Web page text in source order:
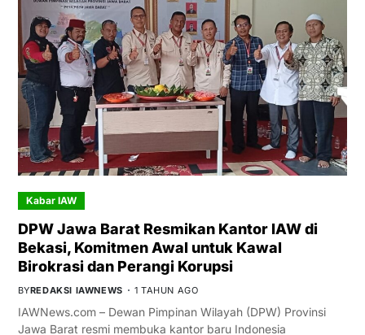
Kabar IAW
DPW Jawa Barat Resmikan Kantor IAW di
Bekasi, Komitmen Awal untuk Kawal
Birokrasi dan Perangi Korupsi
BYREDAKSI IAWNEWS 1 TAHUN AGO
IAWNews.com – Dewan Pimpinan Wilayah (DPW) Provinsi
Jawa Barat resmi membuka kantor baru Indonesia